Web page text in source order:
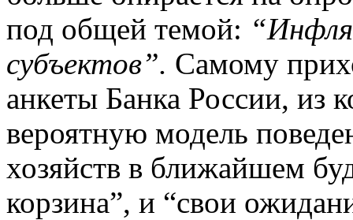
под общей темой:
субъектов”. Самому
анкеты Банка России, из
вероятную модель
хозяйств в ближайшем
корзина”, и “свои